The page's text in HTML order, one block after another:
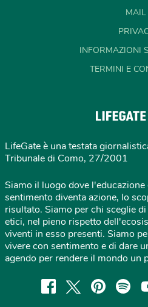
MAIL
INFORMAZIONI
TERMINI E
LifeGate è una testata
Tribunale di Como, 27/2001
Siamo il luogo dove
sentimento diventa azione, lo
risultato. Siamo per chi sceglie
etici, nel pieno rispetto
viventi in esso presenti. Siamo
vivere con sentimento e di dare
agendo per rendere il mondo un